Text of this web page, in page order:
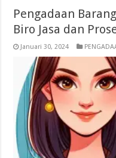
Pengadaan
Biro Jasa dan
Januari 30, 2024